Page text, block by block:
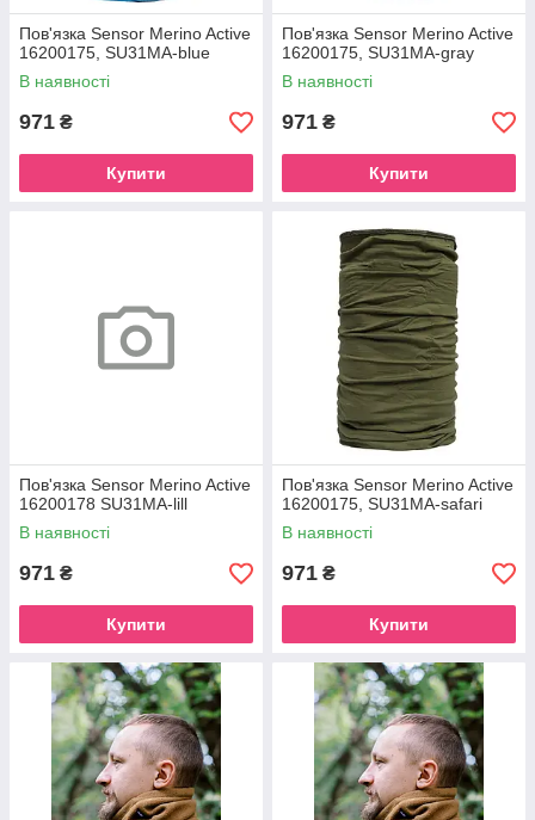
Пов'язка Sensor Merino Active
16200175, SU31MA-blue
В наявності
971 ₴
Купити
Пов'язка Sensor Merino Active
16200175, SU31MA-gray
В наявності
971 ₴
Купити
Пов'язка Sensor Merino Active
16200178 SU31MA-lill
В наявності
971 ₴
Купити
Пов'язка Sensor Merino Active
16200175, SU31MA-safari
В наявності
971 ₴
Купити